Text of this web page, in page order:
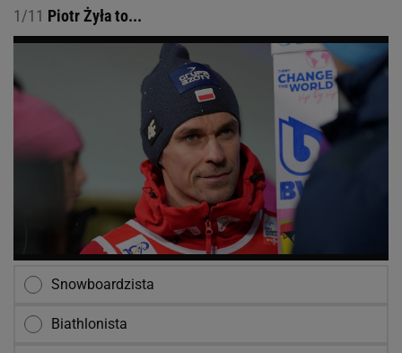
1/11 Piotr Żyła to...
Snowboardzista
Biathlonista